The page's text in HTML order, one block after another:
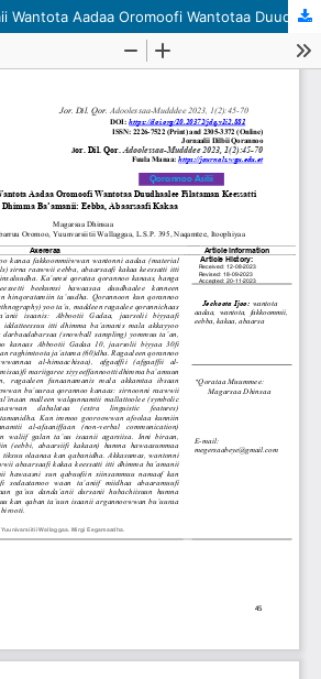
Xiinxala Fakkoommii Wantota Aadaa Oromoofi Wantotaa Duudhaalee Filataman Keessatti Itti Dhimma Ba’amanii: Eebba, Abaarsaafi Kakaa